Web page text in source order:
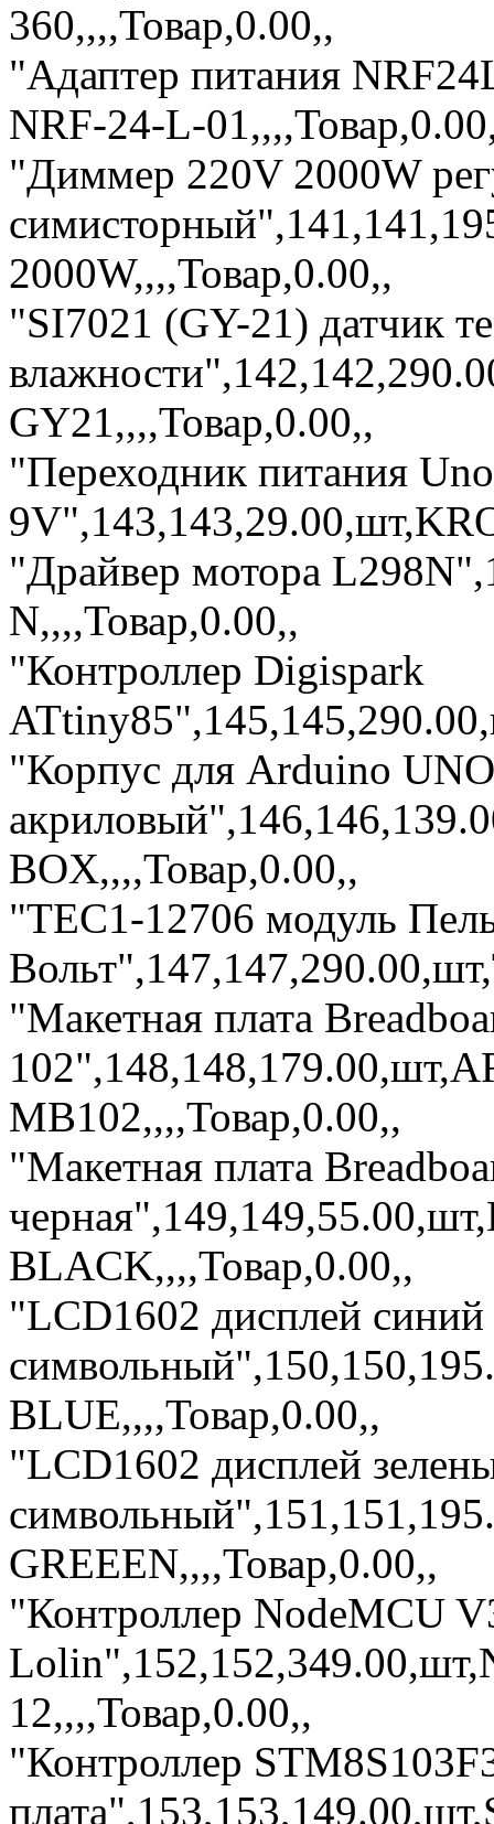
360,,,,Товар,0.00,,
"Адаптер питания
NRF-24-L-
"Диммер 220V 2000W
2000W,,,,Товар,0.00,,
"SI7021 (GY-21) датчик
GY21,,,,Товар,0.00,,
"Переходник питания
"Драйвер мотора
N,,,,Товар,0.00,,
"Контроллер Digispark
"Корпус для Arduino
BOX,,,,Товар,0.00,,
"ТЕС1-12706 модуль
"Макетная плата
MB102,,,,Товар,0.00,,
"Макетная плата
BLACK,,,,Товар,0.00,,
"LCD1602 дисплей синий
BLUE,,,,Товар,0.00,,
"LCD1602 дисплей
GREEEN,,,,Товар,0.00,,
"Контроллер NodeMCU
12,,,,Товар,0.00,,
"Контроллер